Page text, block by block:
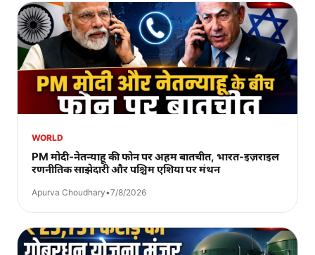
WORLD
PM मोदी-नेतन्याहू की फोन पर अहम बातचीत, भारत-इज़राइल
रणनीतिक साझेदारी और पश्चिम एशिया पर मंथन
Apurva Choudhary•7/8/2026